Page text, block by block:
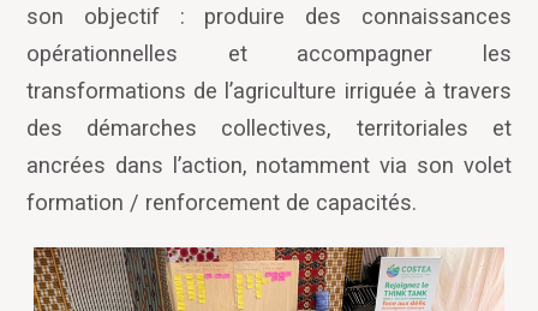
son objectif : produire des connaissances
opérationnelles et accompagner les
transformations de l’agriculture irriguée à travers
des démarches collectives, territoriales et
ancrées dans l ’action, notamment via son volet
formation / renforcement de capacités.